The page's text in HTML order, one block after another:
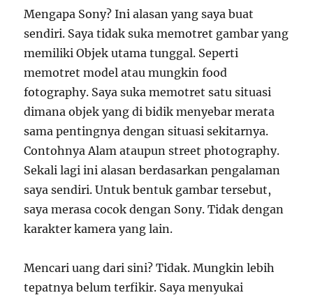
Mengapa Sony? Ini alasan yang saya buat
sendiri. Saya tidak suka memotret gambar yang
memiliki Objek utama tunggal. Seperti
memotret model atau mungkin food
fotography. Saya suka memotret satu situasi
dimana objek yang di bidik menyebar merata
sama pentingnya dengan situasi sekitarnya.
Contohnya Alam ataupun street photography.
Sekali lagi ini alasan berdasarkan pengalaman
saya sendiri. Untuk bentuk gambar tersebut,
saya merasa cocok dengan Sony. Tidak dengan
karakter kamera yang lain.
Mencari uang dari sini? Tidak. Mungkin lebih
tepatnya belum terfikir. Saya menyukai